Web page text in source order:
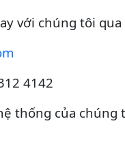
với chúng tôi qua
4142
thống của chúng